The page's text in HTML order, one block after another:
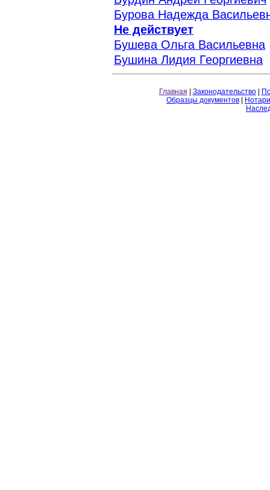
Бурова Надежда
Не действует
Бушева Ольга Васильевна
Бушина Лидия Георгиевна
Главная Законодательство|
Образцы документов